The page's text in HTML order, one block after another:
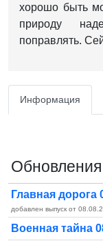
хорошо быть
природу
поправлять.
Информация
Обновления
Главная дорога
добавлен выпуск от
Военная тайна